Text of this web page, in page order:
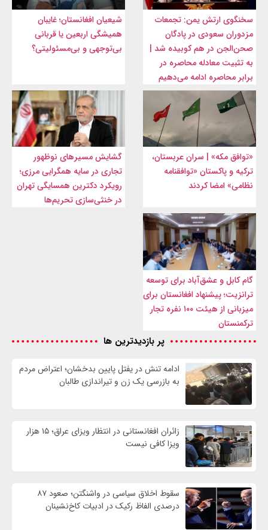
سخنگوی ارتش یمن: تجمعات
مزدوران سعودی در پادگان
صحن‌الجن در هم کوبیده شد |
به تثبیت معادله محاصره در
برابر محاصره ادامه می‌دهیم
شیعیان افغانستان؛ غایبان
همیشگی اربعین یا قربانی
بی‌توجهی و بی‌مسئولیتی؟
«توافق مکه» | سران عربستان،
ترکیه و پاکستان «توافقنامه
نظامی» امضا کردند
گشایش مسیرهای نوظهور
تجاری در سایه همگرایی مرزی؛
رویکرد دکترین همسایگی تهران
در خنثی‌سازی تحریم‌ها
گام کابل و عشق‌آباد برای توسعه
ترانزیت؛ پیشنهاد افغانستان برای
میزبانی از هیئت ۱۰۰ نفره تجار
ترکمنستان
پر بازدیدترین ها
ادامه تنش در یفتل پایین بدخشان؛ اعتراض مردم
به بازرسی یک زن و تیراندازی طالبان
زائران افغانستانی در انتظار ویزای عراق؛ ۱۵ هزار
ویزا کافی نیست
سقوط اخلاق سیاسی در واشنگتن؛ صعود ۸۷
درصدی الفاظ رکیک در ادبیات کاخ‌نشینان